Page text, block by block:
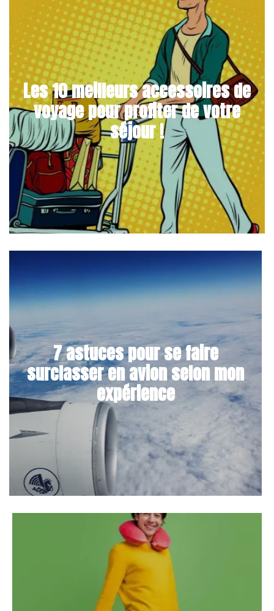
Les 10 meilleurs accessoires de
voyage pour profiter de votre
séjour !
7 astuces pour se faire
surclasser en avion selon mon
expérience